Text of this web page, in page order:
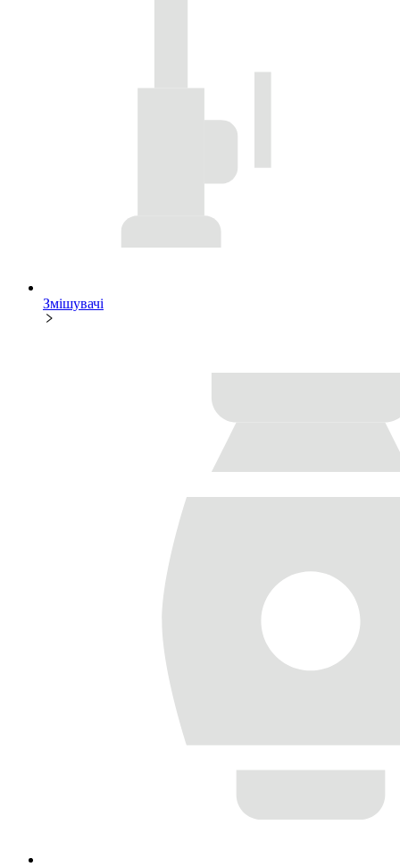
Змішувачі